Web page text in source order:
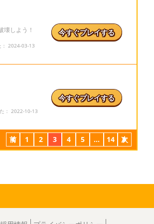
壊しよう！
： 2024-03-13
今すぐプレイする
： 2022-10-13
今すぐプレイする
前 1 2 3 4 5 ... 14 次